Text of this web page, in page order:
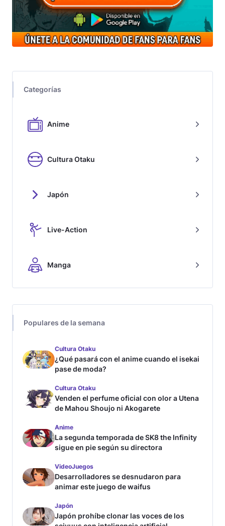
Categorías
Anime
Cultura Otaku
Japón
Live-Action
Manga
Populares de la semana
Cultura Otaku
¿Qué pasará con el anime cuando el isekai
pase de moda?
Cultura Otaku
Venden el perfume oficial con olor a Utena
de Mahou Shoujo ni Akogarete
Anime
La segunda temporada de SK8 the Infinity
sigue en pie según su directora
VideoJuegos
Desarrolladores se desnudaron para
animar este juego de waifus
Japón
Japón prohíbe clonar las voces de los